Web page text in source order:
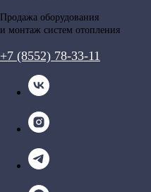
Продажа оборудования
и монтаж систем отопления
+7 (8552) 78-33-11